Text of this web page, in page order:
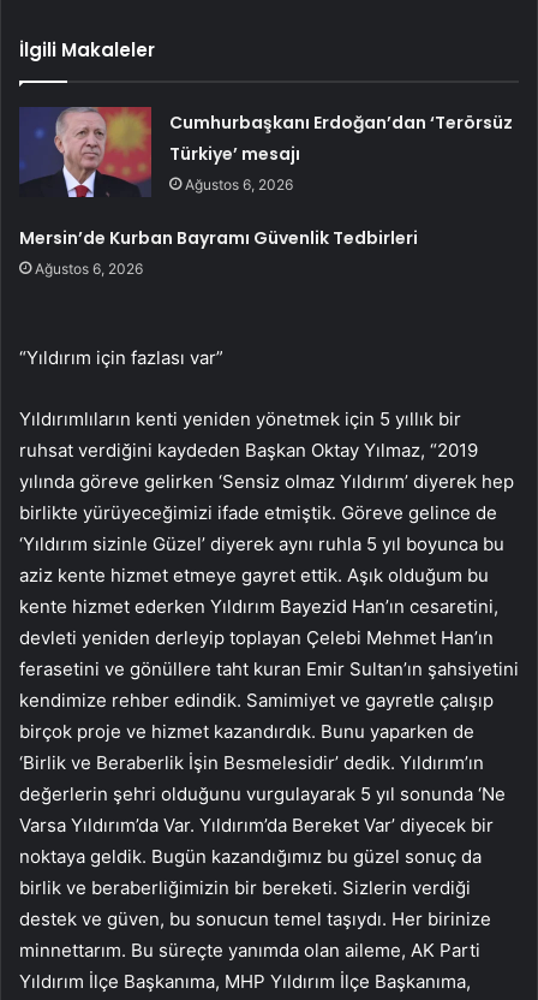
İlgili Makaleler
Cumhurbaşkanı Erdoğan’dan ‘Terörsüz
Türkiye’ mesajı
Ağustos 6, 2026
Mersin’de Kurban Bayramı Güvenlik Tedbirleri
Ağustos 6, 2026
“Yıldırım için fazlası var”
Yıldırımlıların kenti yeniden yönetmek için 5 yıllık bir
ruhsat verdiğini kaydeden Başkan Oktay Yılmaz, “2019
yılında göreve gelirken ‘Sensiz olmaz Yıldırım’ diyerek hep
birlikte yürüyeceğimizi ifade etmiştik. Göreve gelince de
‘Yıldırım sizinle Güzel’ diyerek aynı ruhla 5 yıl boyunca bu
aziz kente hizmet etmeye gayret ettik. Aşık olduğum bu
kente hizmet ederken Yıldırım Bayezid Han’ın cesaretini,
devleti yeniden derleyip toplayan Çelebi Mehmet Han’ın
ferasetini ve gönüllere taht kuran Emir Sultan’ın şahsiyetini
kendimize rehber edindik. Samimiyet ve gayretle çalışıp
birçok proje ve hizmet kazandırdık. Bunu yaparken de
‘Birlik ve Beraberlik İşin Besmelesidir’ dedik. Yıldırım’ın
değerlerin şehri olduğunu vurgulayarak 5 yıl sonunda ‘Ne
Varsa Yıldırım’da Var. Yıldırım’da Bereket Var’ diyecek bir
noktaya geldik. Bugün kazandığımız bu güzel sonuç da
birlik ve beraberliğimizin bir bereketi. Sizlerin verdiği
destek ve güven, bu sonucun temel taşıydı. Her birinize
minnettarım. Bu süreçte yanımda olan aileme, AK Parti
Yıldırım İlçe Başkanıma, MHP Yıldırım İlçe Başkanıma,